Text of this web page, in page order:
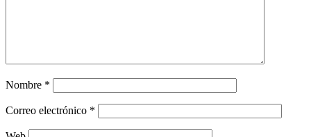
Nombre *
Correo electrónico *